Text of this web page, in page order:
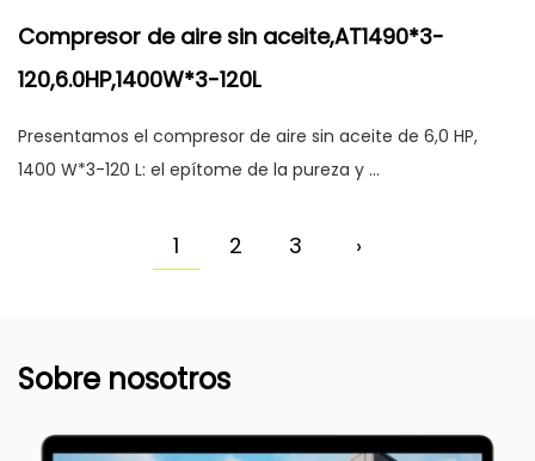
Compresor de aire sin aceite,AT1490*3-
120,6.0HP,1400W*3-120L
Presentamos el compresor de aire sin aceite de 6,0 HP,
1400 W*3-120 L: el epítome de la pureza y ...
1 2 3 ›
Sobre nosotros